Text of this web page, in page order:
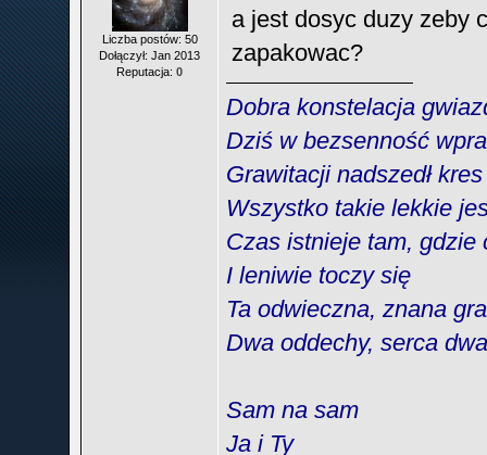
Liczba postów: 50
Dołączył: Jan 2013
Reputacja: 0
a jest dosyc duzy zeby
zapakowac?
Dobra konstelacja
Dziś w bezsenność
Grawitacji nadszedł kres
Wszystko takie lekkie
Czas istnieje tam, gdzie
I leniwie toczy się
Ta odwieczna, znana gra
Dwa oddechy, serca dwa
Sam na sam
Ja i Ty